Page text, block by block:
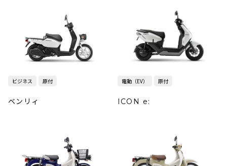
ビジネス 原付
ベンリィ
電動（EV） 原付
ICON e: